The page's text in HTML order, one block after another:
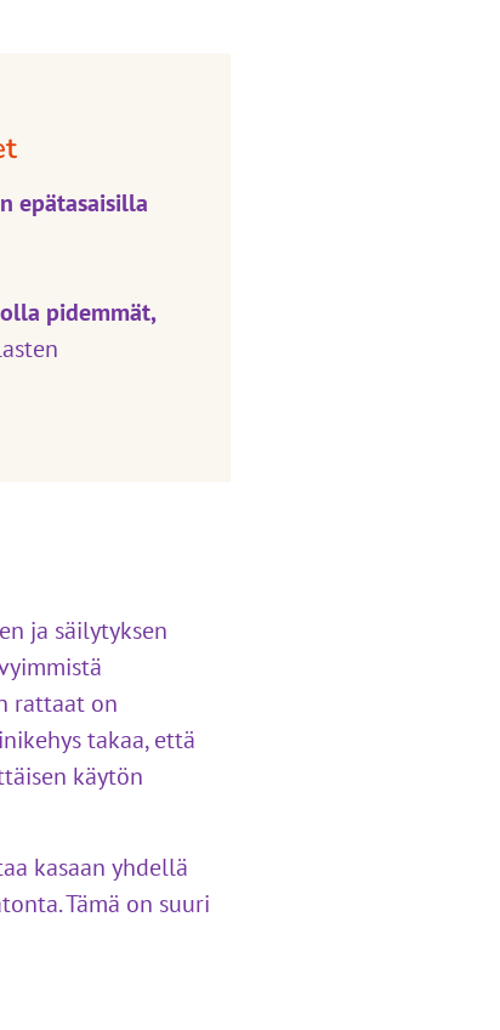
epätasaisilla
pidemmät,
ja säilytyksen
rattaat on
takaa, että
käytön
kasaan yhdellä
Tämä on suuri